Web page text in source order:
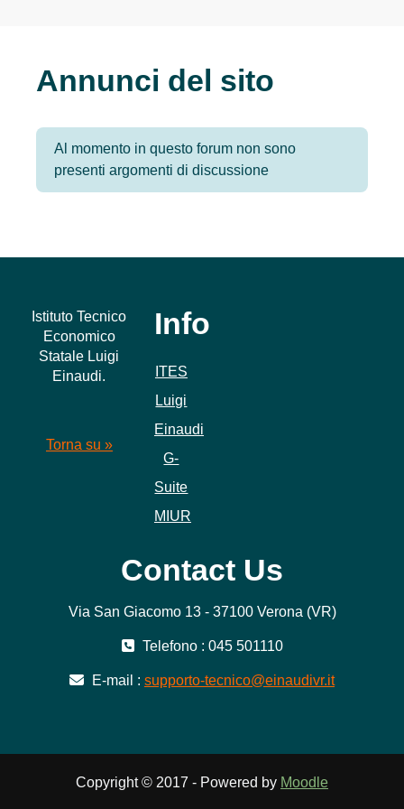
Annunci del sito
Al momento in questo forum non sono
presenti argomenti di discussione
Istituto Tecnico
Economico
Statale Luigi
Einaudi.
Torna su »
Info
ITES
Luigi
Einaudi
G-
Suite
MIUR
Contact Us
Via San Giacomo 13 - 37100 Verona (VR)
Telefono : 045 501110
E-mail : supporto-tecnico@einaudivr.it
Copyright © 2017 - Powered by Moodle